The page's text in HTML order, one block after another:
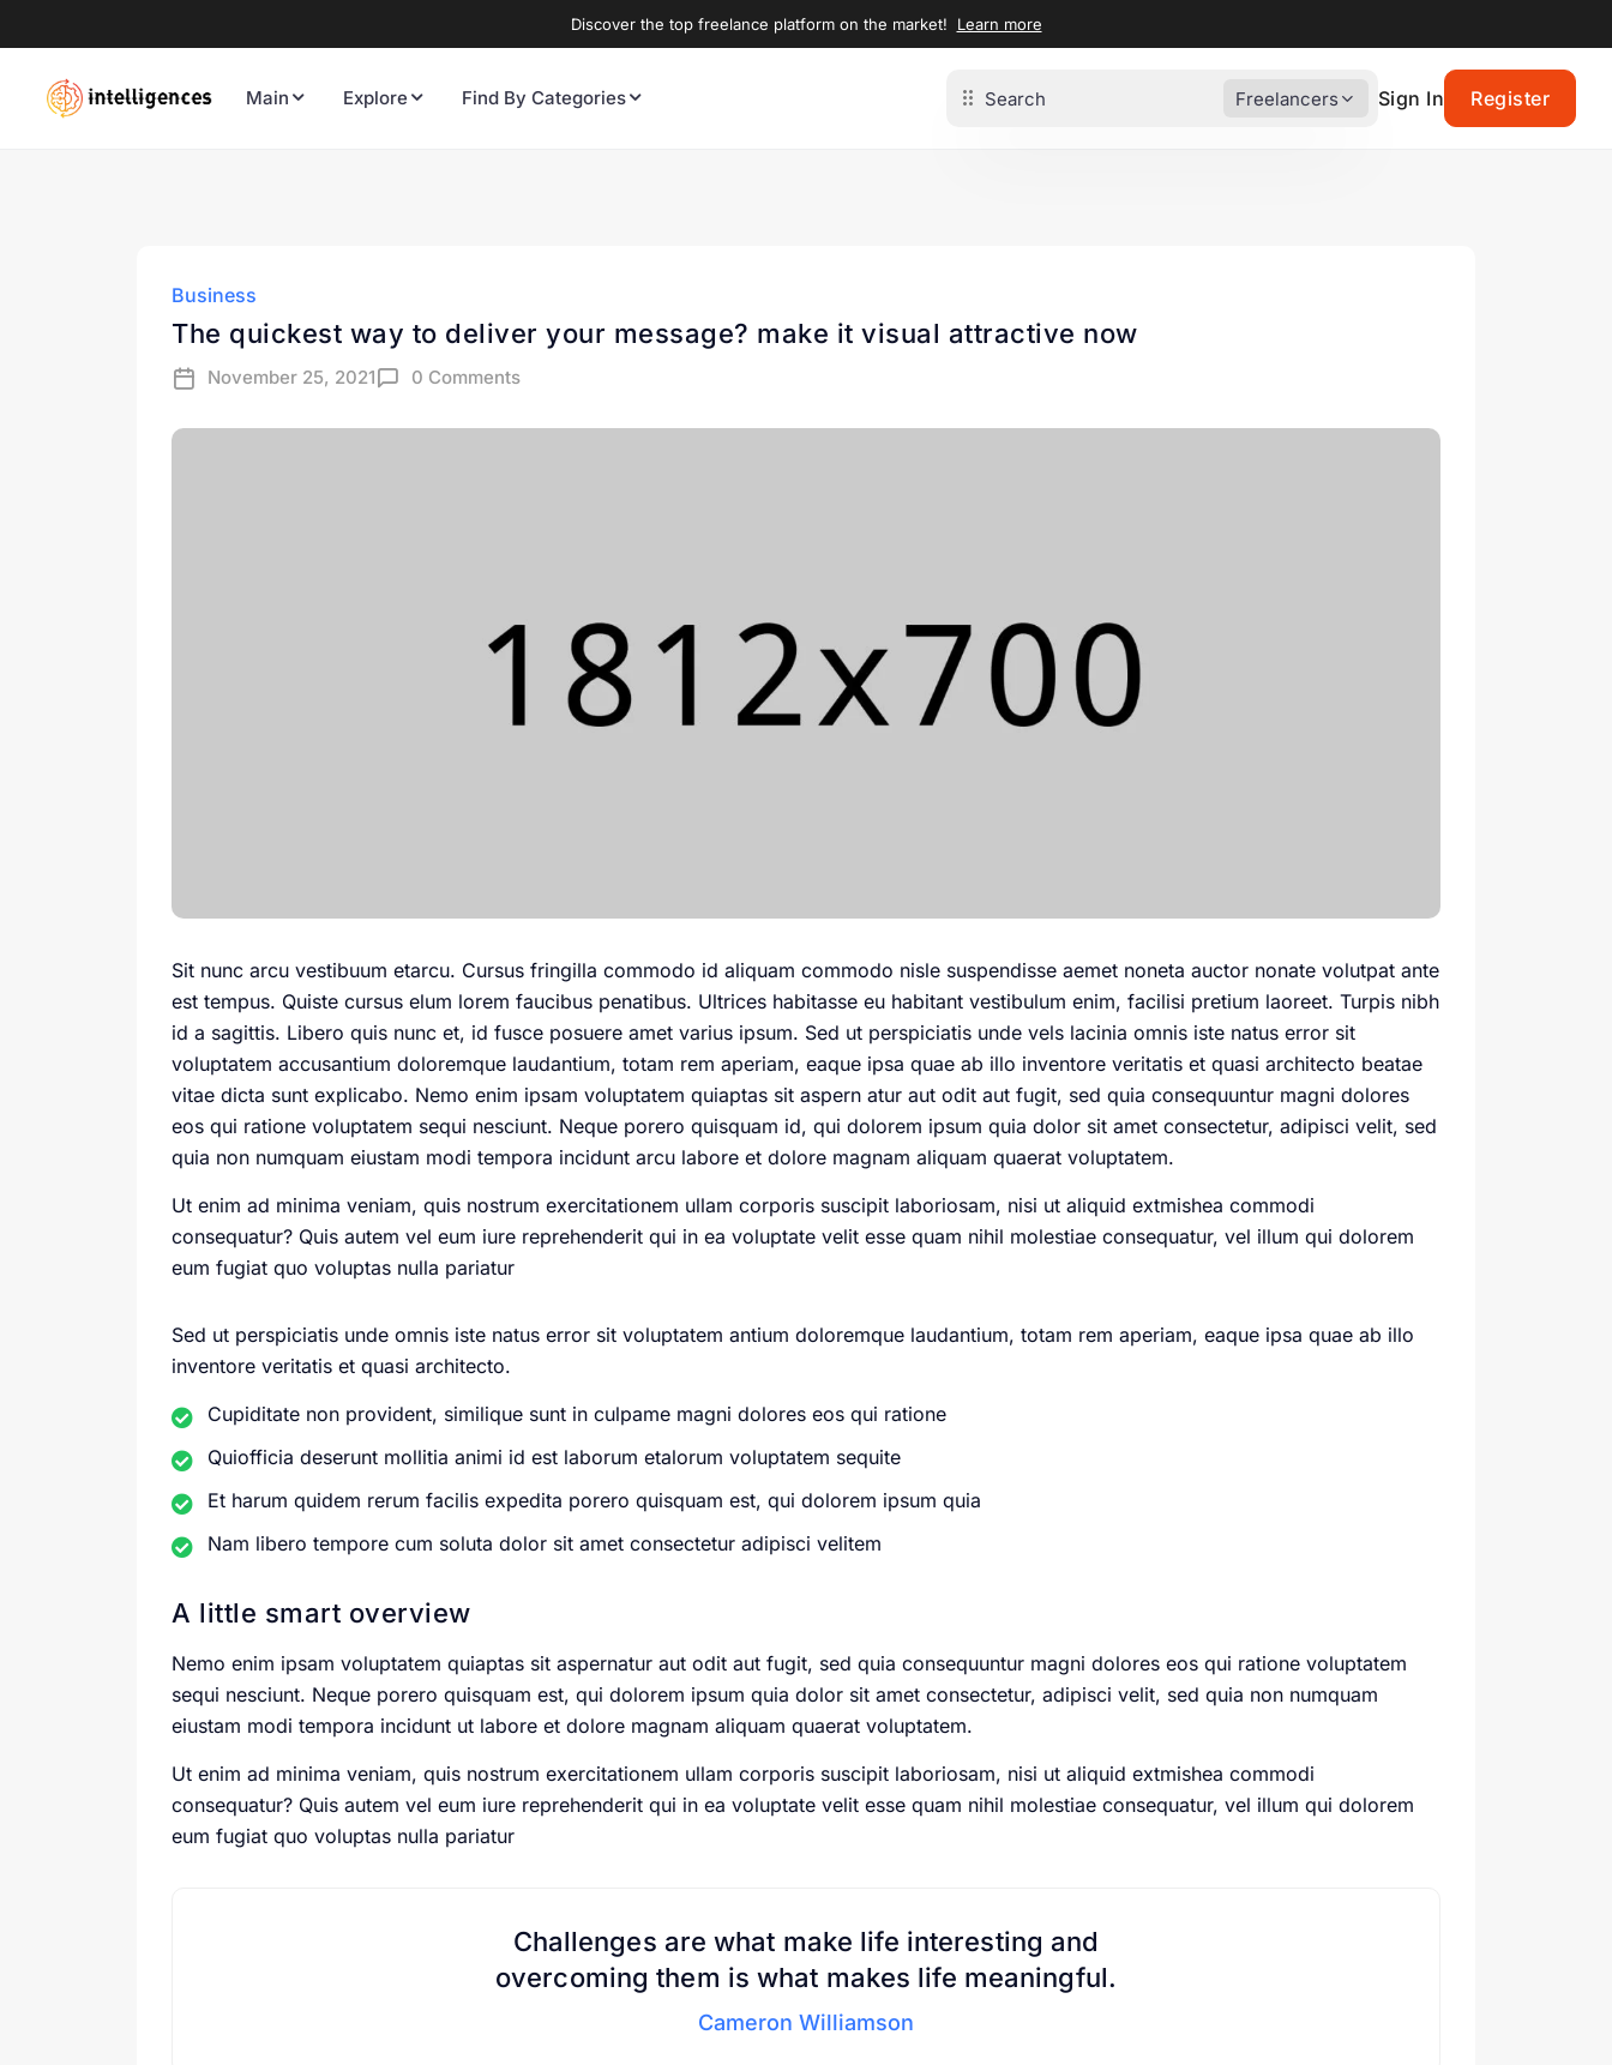
Discover the top freelance platform on the market! Learn more
Main Explore Find By Categories Freelancers Sign In Register
Business
The quickest way to deliver your message? make it visual attractive now
November 25, 2021 0 Comments
Sit nunc arcu vestibuum etarcu. Cursus fringilla commodo id aliquam commodo nisle suspendisse aemet noneta auctor nonate volutpat ante
est tempus. Quiste cursus elum lorem faucibus penatibus. Ultrices habitasse eu habitant vestibulum enim, facilisi pretium laoreet. Turpis nibh
id a sagittis. Libero quis nunc et, id fusce posuere amet varius ipsum. Sed ut perspiciatis unde vels lacinia omnis iste natus error sit
voluptatem accusantium doloremque laudantium, totam rem aperiam, eaque ipsa quae ab illo inventore veritatis et quasi architecto beatae
vitae dicta sunt explicabo. Nemo enim ipsam voluptatem quiaptas sit aspern atur aut odit aut fugit, sed quia consequuntur magni dolores
eos qui ratione voluptatem sequi nesciunt. Neque porero quisquam id, qui dolorem ipsum quia dolor sit amet consectetur, adipisci velit, sed
quia non numquam eiustam modi tempora incidunt arcu labore et dolore magnam aliquam quaerat voluptatem.
Ut enim ad minima veniam, quis nostrum exercitationem ullam corporis suscipit laboriosam, nisi ut aliquid extmishea commodi
consequatur? Quis autem vel eum iure reprehenderit qui in ea voluptate velit esse quam nihil molestiae consequatur, vel illum qui dolorem
eum fugiat quo voluptas nulla pariatur
Sed ut perspiciatis unde omnis iste natus error sit voluptatem antium doloremque laudantium, totam rem aperiam, eaque ipsa quae ab illo
inventore veritatis et quasi architecto.
Cupiditate non provident, similique sunt in culpame magni dolores eos qui ratione
Quiofficia deserunt mollitia animi id est laborum etalorum voluptatem sequite
Et harum quidem rerum facilis expedita porero quisquam est, qui dolorem ipsum quia
Nam libero tempore cum soluta dolor sit amet consectetur adipisci velitem
A little smart overview
Nemo enim ipsam voluptatem quiaptas sit aspernatur aut odit aut fugit, sed quia consequuntur magni dolores eos qui ratione voluptatem
sequi nesciunt. Neque porero quisquam est, qui dolorem ipsum quia dolor sit amet consectetur, adipisci velit, sed quia non numquam
eiustam modi tempora incidunt ut labore et dolore magnam aliquam quaerat voluptatem.
Ut enim ad minima veniam, quis nostrum exercitationem ullam corporis suscipit laboriosam, nisi ut aliquid extmishea commodi
consequatur? Quis autem vel eum iure reprehenderit qui in ea voluptate velit esse quam nihil molestiae consequatur, vel illum qui dolorem
eum fugiat quo voluptas nulla pariatur
Challenges are what make life interesting and
overcoming them is what makes life meaningful.
Cameron Williamson